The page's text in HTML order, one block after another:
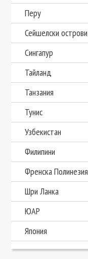
Перу
Сейшелски острови
Сингапур
Тайланд
Танзания
Тунис
Узбекистан
Филипини
Френска Полинезия
Шри Ланка
ЮАР
Япония